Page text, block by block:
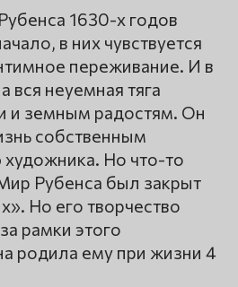
1630-х годов
в них чувствуется
переживание. И в
вся неуемная тяга
и земным радостям. Он
собственным
художника. Но что-то
Рубенса был закрыт
Но его творчество
рамки этого
родила ему при жизни 4